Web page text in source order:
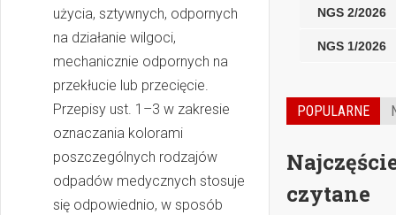
użycia, sztywnych, odpornych
na działanie wilgoci,
mechanicznie odpornych na
przekłucie lub przecięcie.
Przepisy ust. 1–3 w zakresie
oznaczania kolorami
poszczególnych rodzajów
odpadów medycznych stosuje
się odpowiednio, w sposób
NGS 2/2026
NGS 1/2026
POPULARNE
czytane